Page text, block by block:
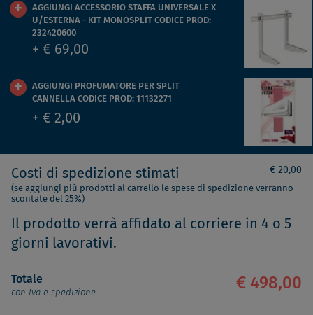
AGGIUNGI ACCESSORIO STAFFA UNIVERSALE X
U/ESTERNA - KIT MONOSPLIT CODICE PROD:
232420600
+ € 69,00
AGGIUNGI PROFUMATORE PER SPLIT
CANNELLA CODICE PROD: 11132271
+ € 2,00
Costi di spedizione stimati € 20,00
(se aggiungi più prodotti al carrello le spese di spedizione verranno
scontate del 25%)
Il prodotto verrà affidato al corriere in 4 o 5
giorni lavorativi.
Totale
con Iva e spedizione
€ 498,00